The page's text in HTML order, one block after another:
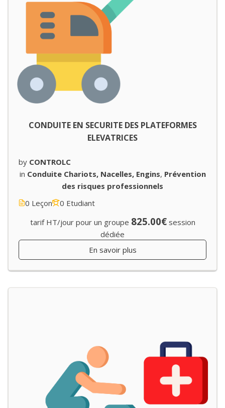
CONDUITE EN SECURITE DES PLATEFORMES
ELEVATRICES
by CONTROLC
in Conduite Chariots, Nacelles, Engins, Prévention
des risques professionnels
0 Leçon
0 Etudiant
tarif HT/jour pour un groupe 825.00€ session
dédiée
En savoir plus